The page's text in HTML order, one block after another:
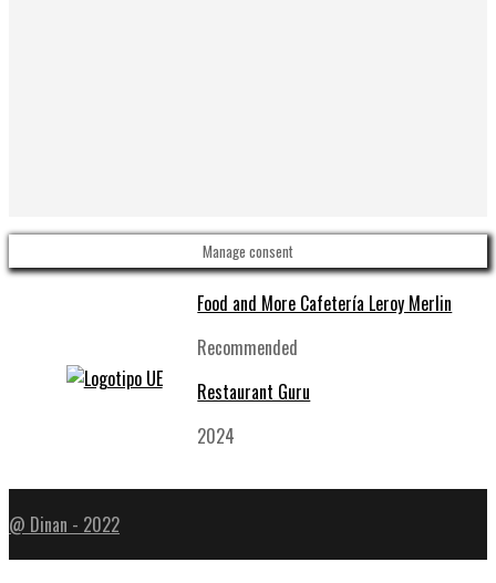
Manage consent
Food and More Cafetería Leroy Merlin
Recommended
Restaurant Guru
2024
@ Dinan - 2022